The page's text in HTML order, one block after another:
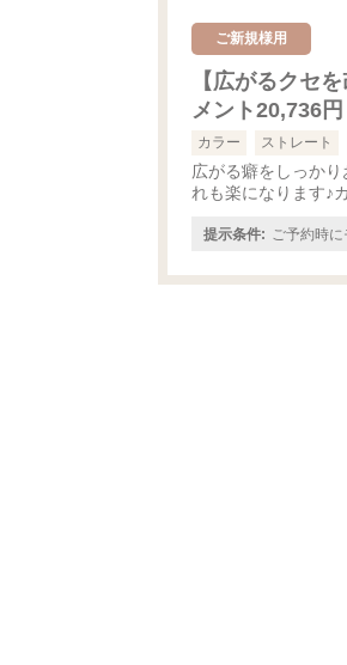
ご新規様用
【広がるクセ
メント20,736円
カラー ストレート
広がる癖をしっか
れも楽になります♪
提示条件: ご予約時